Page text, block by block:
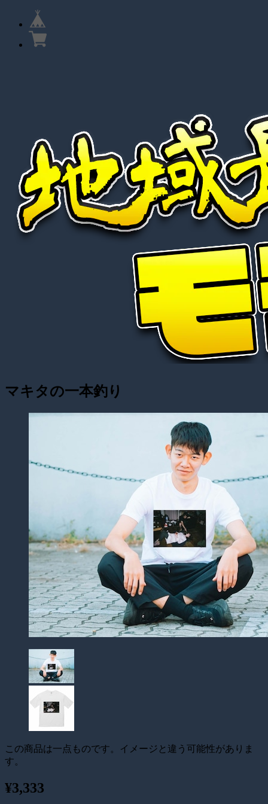
マキタの一本釣り
この商品は一点ものです。イメージと違う可能性がありま
す。
¥3,333